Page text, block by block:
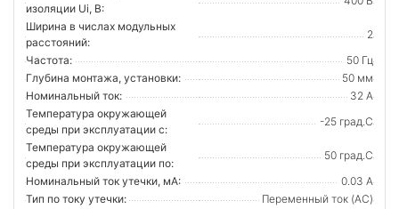
изоляции Ui, В:
Ширина в числах модульных
расстояний:
2
Частота:
50 Гц
Глубина монтажа, установки:
50 мм
Номинальный ток:
32 А
Температура окружающей
среды при эксплуатации с:
-25 град.C
Температура окружающей
cреды при эксплуатации по:
50 град.C
Номинальный ток утечки, мА:
0.03 А
Тип по току утечки:
Переменный ток (AC)